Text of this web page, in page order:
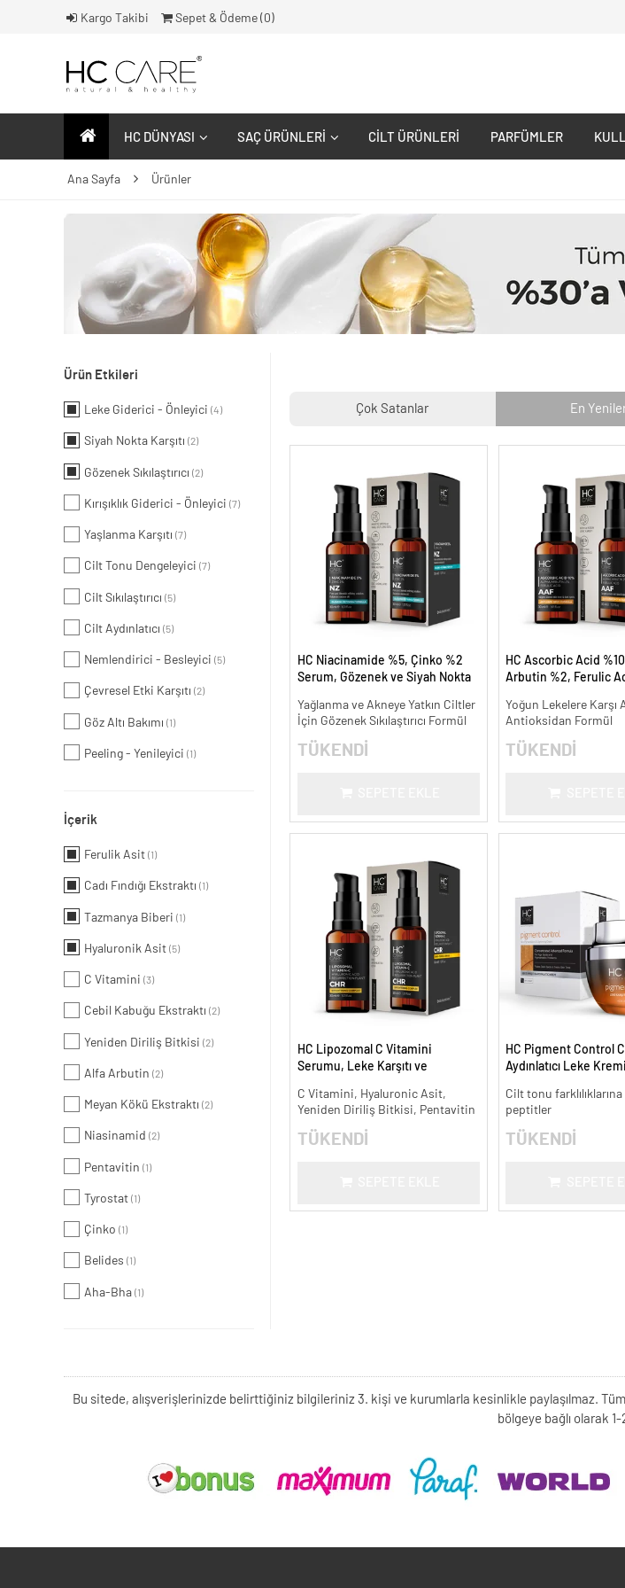
Kargo Takibi Sepet & Ödeme ( 0)
HC DÜNYASI SAÇ ÜRÜNLERI CILT ÜRÜNLERI PARFÜMLER
Ana Sayfa Ürünler
Ürün Etkileri
Leke Giderici - Önleyici (4)
Siyah Nokta Karşıtı (2)
Gözenek Sıkılaştırıcı (2)
Kırışıklık Giderici - Önleyici (7)
Yaşlanma Karşıtı (7)
Cilt Tonu Dengeleyici (7)
Cilt Sıkılaştırıcı (5)
Cilt Aydınlatıcı (5)
Nemlendirici - Besleyici (5)
Çevresel Etki Karşıtı (2)
Göz Altı Bakımı (1)
Peeling - Yenileyici (1)
İçerik
Ferulik Asit (1)
Cadı Fındığı Ekstraktı (1)
Tazmanya Biberi (1)
Hyaluronik Asit (5)
C Vitamini (3)
Cebil Kabuğu Ekstraktı (2)
Yeniden Diriliş Bitkisi (2)
Alfa Arbutin (2)
Meyan Kökü Ekstraktı (2)
Niasinamid (2)
Pentavitin (1)
Tyrostat (1)
Çinko (1)
Belides (1)
Aha-Bha (1)
Çok Satanlar En
HC Niacinamide %5, Çinko %2
Serum, Gözenek ve Siyah Nokta
- 30 ml.
Yağlanma ve Akneye Yatkın Ciltler
İçin Gözenek Sıkılaştırıcı Formül
TÜKENDİ
HC Ascorbic Acid
Arbutin %2, Ferulic
ml.
Yoğun Lekelere Karşı
Antioksidan Formül
TÜKENDİ
HC Lipozomal C Vitamini
Serumu, Leke Karşıtı ve
C Vitamini, Hyaluronic Asit,
Yeniden Diriliş Bitkisi, Pentavitin
TÜKENDİ
HC Pigment Control
Aydınlatıcı Leke
Cilt tonu farklılıklarına
peptitler
TÜKENDİ
Bu sitede, alışverişlerinizde belirttiğiniz bilgileriniz 3. kişi ve kurumlarla kesinlikle paylaşılmaz.
bölgeye bağlı olarak